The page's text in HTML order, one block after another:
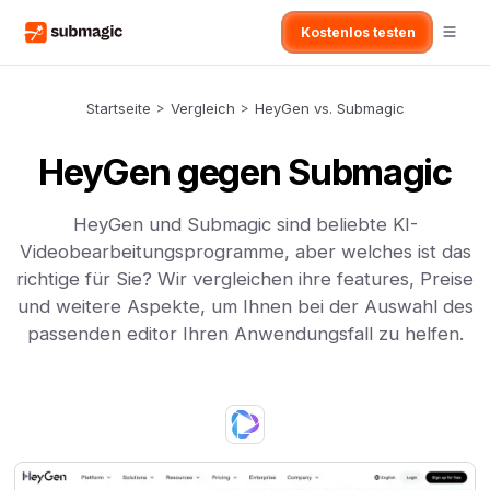
Kostenlos testen
Startseite > Vergleich > HeyGen vs. Submagic
HeyGen gegen Submagic
HeyGen und Submagic sind beliebte KI-
Videobearbeitungsprogramme, aber welches ist das
richtige für Sie? Wir vergleichen ihre features, Preise
und weitere Aspekte, um Ihnen bei der Auswahl des
passenden editor Ihren Anwendungsfall zu helfen.